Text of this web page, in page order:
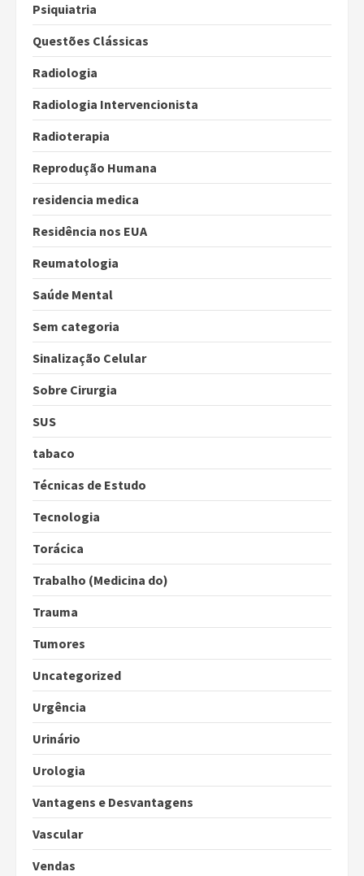
Psiquiatria
Questões Clássicas
Radiologia
Radiologia Intervencionista
Radioterapia
Reprodução Humana
residencia medica
Residência nos EUA
Reumatologia
Saúde Mental
Sem categoria
Sinalização Celular
Sobre Cirurgia
SUS
tabaco
Técnicas de Estudo
Tecnologia
Torácica
Trabalho (Medicina do)
Trauma
Tumores
Uncategorized
Urgência
Urinário
Urologia
Vantagens e Desvantagens
Vascular
Vendas